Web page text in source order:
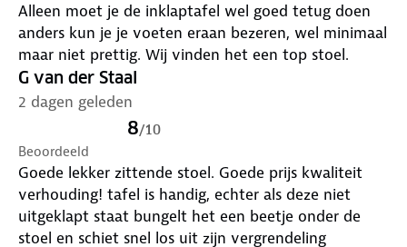
Alleen moet je de inklaptafel wel goed tetug doen
anders kun je je voeten eraan bezeren, wel minimaal
maar niet prettig. Wij vinden het een top stoel.
G van der Staal
2 dagen geleden
8/10
Beoordeeld
Goede lekker zittende stoel. Goede prijs kwaliteit
verhouding! tafel is handig, echter als deze niet
uitgeklapt staat bungelt het een beetje onder de
stoel en schiet snel los uit zijn vergrendeling